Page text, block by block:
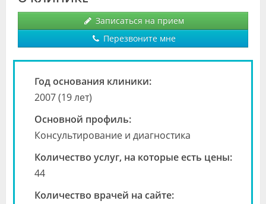
Видео
Клиники
Специалисты
Блоги
Лаборатории
Записаться на прием
Перезвоните мне
Год основания клиники:
2007 (19 лет)
Основной профиль:
Консультирование и диагностика
Количество услуг, на которые есть цены:
44
Количество врачей на сайте: